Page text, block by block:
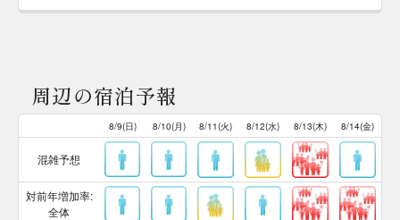
周辺の宿泊予報
8/9(日) 8/10(月) 8/11(火) 8/12(水) 8/13(木) 8/14(金)
混雑予想
対前年増加率:
全体